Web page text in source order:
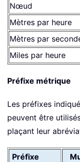
Nœud
Mètres par heure
Mètres par
Miles par heure
Préfixe métrique
Les préfixes
peuvent être
plaçant leur
Préfixe